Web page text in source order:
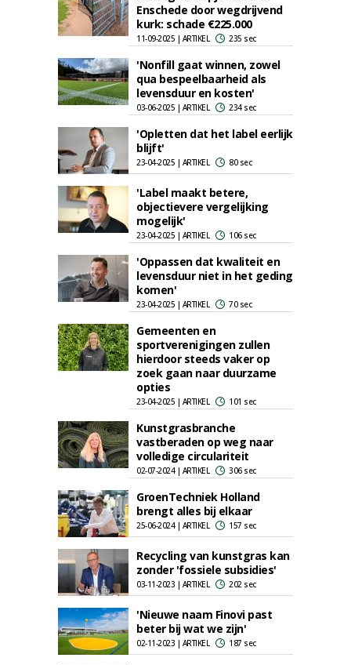
Enschede door wegdrijvend
kurk: schade €225.000
11-09-2025 | ARTIKEL 235 sec
'Nonfill gaat winnen, zowel
qua bespeelbaarheid als
levensduur en kosten'
03-06-2025 | ARTIKEL 234 sec
'Opletten dat het label eerlijk
blijft'
23-04-2025 | ARTIKEL 80 sec
'Label maakt betere,
objectievere vergelijking
mogelijk'
23-04-2025 | ARTIKEL 106 sec
'Oppassen dat kwaliteit en
levensduur niet in het geding
komen'
23-04-2025 | ARTIKEL 70 sec
Gemeenten en
sportverenigingen zullen
hierdoor steeds vaker op
zoek gaan naar duurzame
opties
23-04-2025 | ARTIKEL 101 sec
Kunstgrasbranche
vastberaden op weg naar
volledige circulariteit
02-07-2024 | ARTIKEL 306 sec
GroenTechniek Holland
brengt alles bij elkaar
25-06-2024 | ARTIKEL 157 sec
Recycling van kunstgras kan
zonder 'fossiele subsidies'
03-11-2023 | ARTIKEL 202 sec
'Nieuwe naam Finovi past
beter bij wat we zijn'
02-11-2023 | ARTIKEL 187 sec